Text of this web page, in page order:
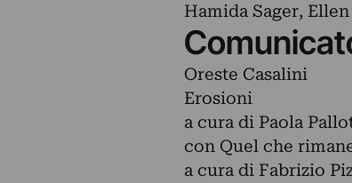
Hamida Sager,
Oreste Casalini
Erosioni
a cura di Paola
con Quel che
a cura di Fabrizio